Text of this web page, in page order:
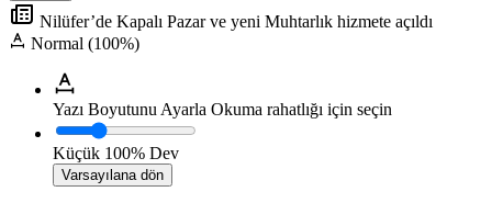
Nilüfer’de Kapalı Pazar ve yeni Muhtarlık hizmete açıldı
Normal (100%)
Yazı Boyutunu Ayarla Okuma rahatlığı için seçin
Küçük 100% Dev
Varsayılana dön